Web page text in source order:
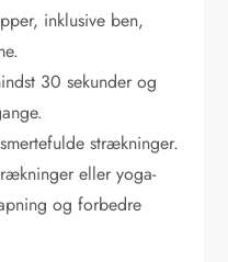
inklusive ben,
30 sekunder og
strækninger.
eller yoga-
og forbedre